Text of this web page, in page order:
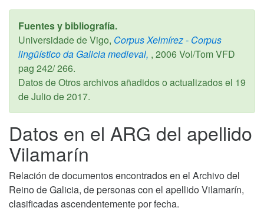
Fuentes y bibliografía.
Universidade de Vigo, Corpus Xelmírez - Corpus
lingüístico da Galicia medieval, , 2006Vol/Tom VFD
pag 242/ 266.
Datos de Otros archivos añadidos o actualizados el 19
de Julio de 2017.
Datos en el ARG del apellido
Vilamarín
Relación de documentos encontrados en el Archivo del
Reino de Galicia, de personas con el apellido Vilamarín,
clasificadas ascendentemente por fecha.